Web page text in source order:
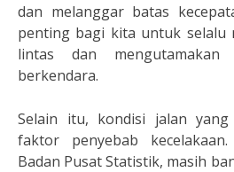
dan melanggar batas
penting bagi kita untuk selalu
lintas dan mengutamakan
berkendara.
Selain itu, kondisi jalan
faktor penyebab
Badan Pusat Statistik, masih